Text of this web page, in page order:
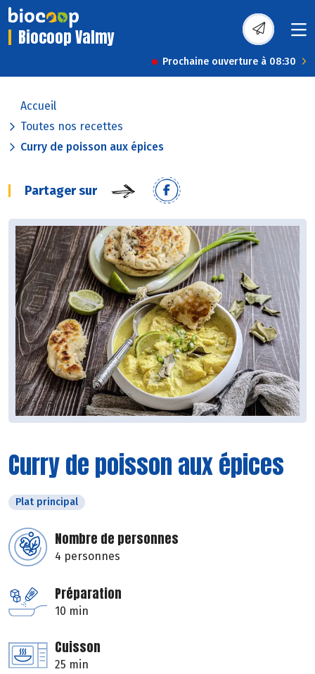
Biocoop Valmy
Prochaine ouverture à 08:30
Accueil
Toutes nos recettes
Curry de poisson aux épices
Partager sur
Curry de poisson aux épices
Plat principal
Nombre de personnes
4 personnes
Préparation
10 min
Cuisson
25 min